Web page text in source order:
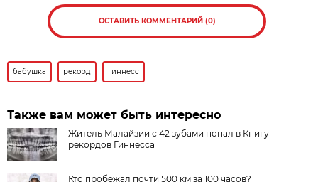
ОСТАВИТЬ КОММЕНТАРИЙ (0)
бабушка рекорд гиннесс
Также вам может быть интересно
Житель Малайзии с 42 зубами попал в Книгу
рекордов Гиннесса
Кто пробежал почти 500 км за 100 часов?